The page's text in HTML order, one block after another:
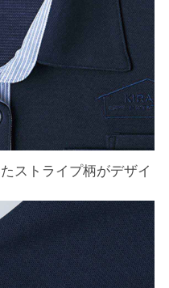
ストライプ柄がデザイ